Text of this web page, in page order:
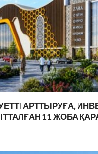
АРТТЫРУҒА,
11 ЖОБА